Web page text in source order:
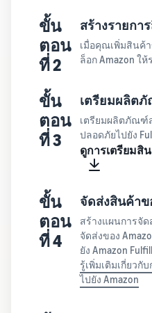
ขั้น
ตอน
ที่ 2
สร้างรายก
เมื่อคุณเพิ่มสินค้
ล็อก Amazon ใ
ขั้น
ตอน
ที่ 3
เตรียมผลิต
เตรียมผลิตภัณฑ์
ปลอดภัยไปยัง
ดูการเตรียมสิ
ขั้น
ตอน
ที่ 4
จัดส่งสินค้าข
สร้างแผนการจัด
จัดส่งของ
ยัง Amazon
รู้เพิ่มเติมเกี่ยวกั
ไปยัง Amazon